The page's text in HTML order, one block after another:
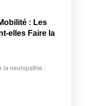
: Les
elles Faire la
la neuropathie :